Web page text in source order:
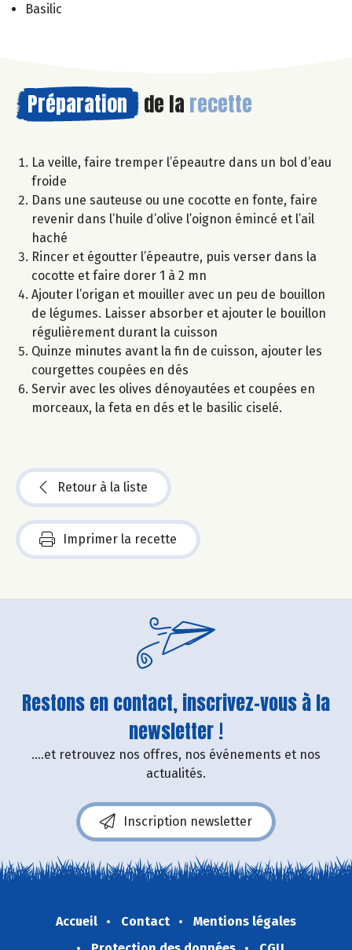
Basilic
Préparation de la recette
La veille, faire tremper l’épeautre dans un bol d’eau
froide
Dans une sauteuse ou une cocotte en fonte, faire
revenir dans l’huile d’olive l’oignon émincé et l’ail
haché
Rincer et égoutter l’épeautre, puis verser dans la
cocotte et faire dorer 1 à 2 mn
Ajouter l’origan et mouiller avec un peu de bouillon
de légumes. Laisser absorber et ajouter le bouillon
régulièrement durant la cuisson
Quinze minutes avant la fin de cuisson, ajouter les
courgettes coupées en dés
Servir avec les olives dénoyautées et coupées en
morceaux, la feta en dés et le basilic ciselé.
Retour à la liste
Imprimer la recette
Restons en contact, inscrivez-vous à la
newsletter !
....et retrouvez nos offres, nos événements et nos
actualités.
Inscription newsletter
Accueil Contact
Mentions légales